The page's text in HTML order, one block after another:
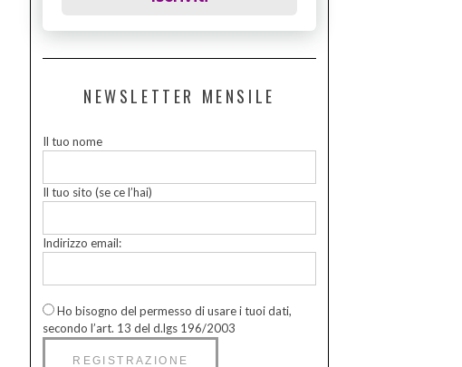
NEWSLETTER MENSILE
Il tuo nome
Il tuo sito (se ce l’hai)
Indirizzo email:
Ho bisogno del permesso di usare i tuoi dati,
secondo l’art. 13 del d.lgs 196/2003